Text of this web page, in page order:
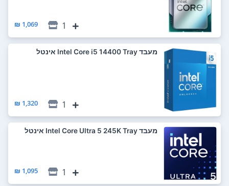
1
1,069 ₪
מעבד Intel Core i5 14400 Tray אינטל
1
1,320 ₪
מעבד Intel Core Ultra 5 245K Tray אינטל
1
1,095 ₪